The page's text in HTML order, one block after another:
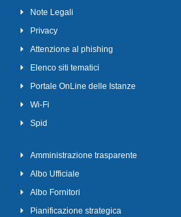
Note Legali
Privacy
Attenzione al phishing
Elenco siti tematici
Portale OnLine delle Istanze
Wi-Fi
Spid
Amministrazione trasparente
Albo Ufficiale
Albo Fornitori
Pianificazione strategica